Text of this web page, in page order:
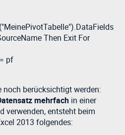
Then Exit For
pf
noch berücksichtigt werden:
mehrfach in einer
verwenden, entsteht beim
2013 folgendes: